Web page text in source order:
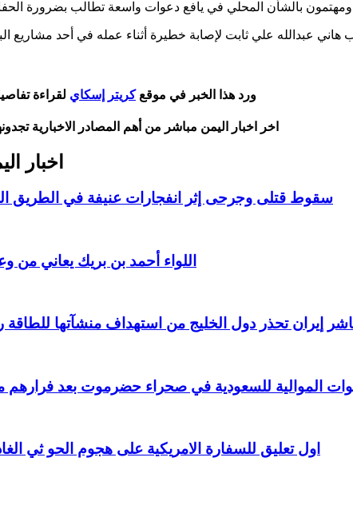
ورد هذا الخبر في موقعكريتر إسكاي لقراءة
اخر اخبار اليمن مباشر من أهم المصادر الاخبارية
اخبار
سقوط قتلى وجرحى إثر انفجارات عنيفة في الطريق
اللواء أحمد بن بريك يعاني
إيران تحذر دول الخليج من استهداف منشآتها
الموالية للسعودية في صحراء حضرموت بعد فرارهم
اول تعليق للسفارة الامريكية على هجوم الحو ثي